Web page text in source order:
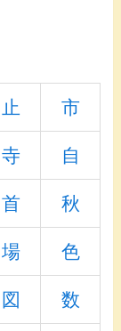
止 市
寺 自
首 秋
場 色
図 数